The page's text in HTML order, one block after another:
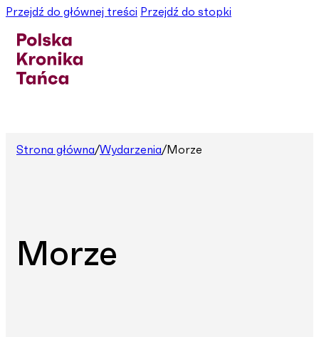
Przejdź do głównej treści Przejdź do stopki
Strona główna/Wydarzenia/Morze
Morze